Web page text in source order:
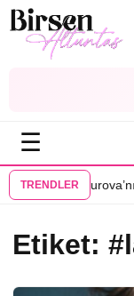
☰
TRENDLER
Etiket: